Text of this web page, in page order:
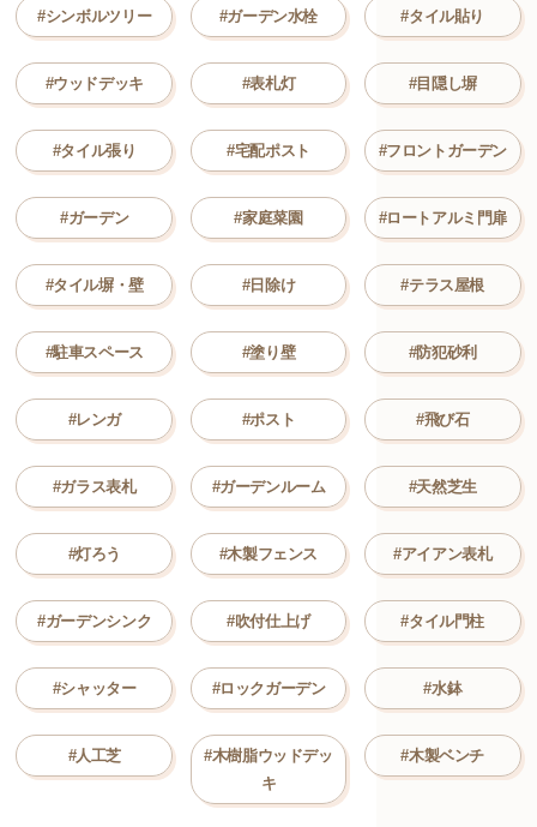
#シンボルツリー #ガーデン水栓 #タイル貼り
#ウッドデッキ #表札灯 #目隠し塀
#タイル張り #宅配ポスト #フロントガーデン
#ガーデン #家庭菜園 #ロートアルミ門扉
#タイル塀・壁 #日除け #テラス屋根
#駐車スペース #塗り壁 #防犯砂利
#レンガ #ポスト #飛び石
#ガラス表札 #ガーデンルーム #天然芝生
#灯ろう #木製フェンス #アイアン表札
#ガーデンシンク #吹付仕上げ #タイル門柱
#シャッター #ロックガーデン #水鉢
#人工芝
#木樹脂ウッドデッ
キ
#木製ベンチ